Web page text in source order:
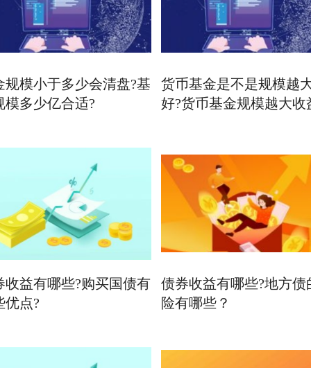
规模小于多少会清盘?基
模多少亿合适?
货币基金是不是规模越
好?货币基金规模越大收
收益有哪些?购买国债有
优点?
债券收益有哪些?地方债
险有哪些？